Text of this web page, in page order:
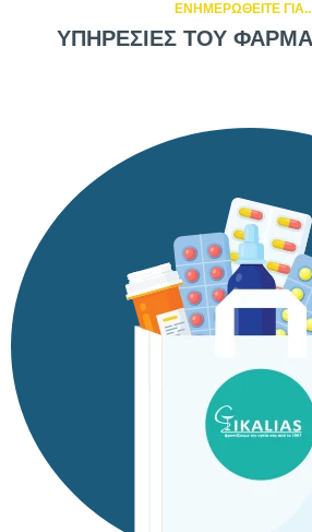
ΕΝΗΜΕΡΩΘΕΙΤΕ
ΥΠΗΡΕΣΙΕΣ ΤΟΥ